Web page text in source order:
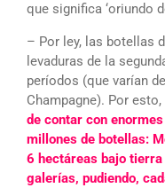
que significa ‘oriundo
– Por ley, las botellas
levaduras de la
períodos (que varían
Champagne). Por esto,
de contar con
millones de botellas:
6 hectáreas bajo
galerías, pudiendo,